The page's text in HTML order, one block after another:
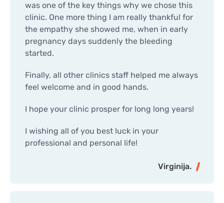
was one of the key things why we chose this
clinic. One more thing I am really thankful for
the empathy she showed me, when in early
pregnancy days suddenly the bleeding
started.
Finally, all other clinics staff helped me always
feel welcome and in good hands.
I hope your clinic prosper for long long years!
I wishing all of you best luck in your
professional and personal life!
Virginija.